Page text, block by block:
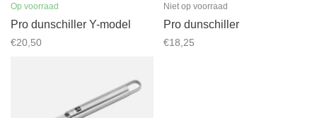
Op voorraad
Pro dunschiller Y-model
€20,50
Niet op voorraad
Pro dunschiller
€18,25